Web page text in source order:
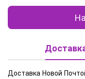
Доставка Новой